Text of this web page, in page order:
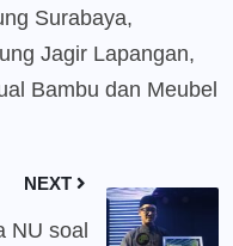
Surabaya,
Jagir Lapangan,
Bambu dan Meubel
NEXT
NU soal